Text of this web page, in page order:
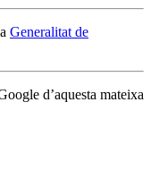
Generalitat de
d’aquesta mateixa